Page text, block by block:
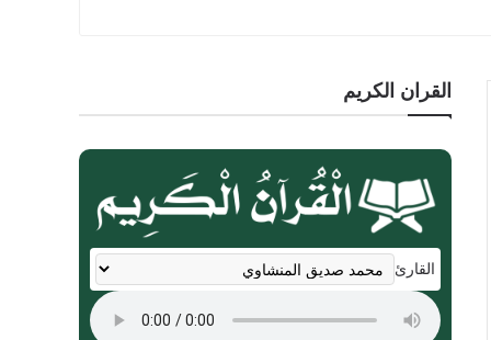
القران الكريم
القارئ